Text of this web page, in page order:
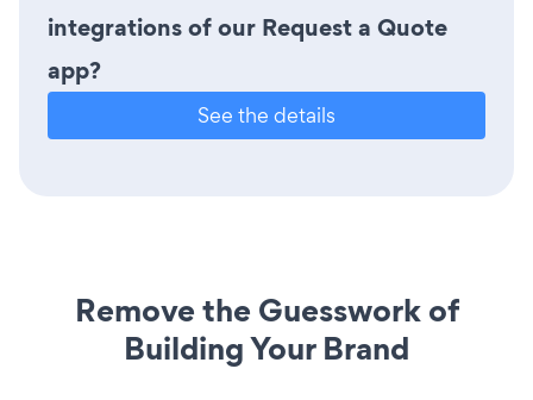
integrations of our Request a Quote
app?
See the details
Remove the Guesswork of
Building Your Brand